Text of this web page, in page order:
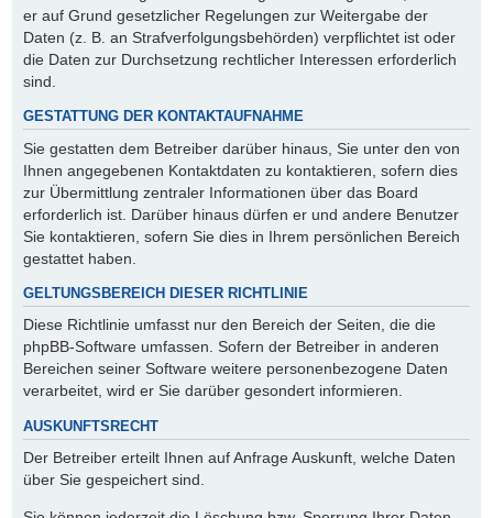
er auf Grund gesetzlicher Regelungen zur Weitergabe der
Daten (z. B. an Strafverfolgungsbehörden) verpflichtet ist oder
die Daten zur Durchsetzung rechtlicher Interessen erforderlich
sind.
GESTATTUNG DER KONTAKTAUFNAHME
Sie gestatten dem Betreiber darüber hinaus, Sie unter den von
Ihnen angegebenen Kontaktdaten zu kontaktieren, sofern dies
zur Übermittlung zentraler Informationen über das Board
erforderlich ist. Darüber hinaus dürfen er und andere Benutzer
Sie kontaktieren, sofern Sie dies in Ihrem persönlichen Bereich
gestattet haben.
GELTUNGSBEREICH DIESER RICHTLINIE
Diese Richtlinie umfasst nur den Bereich der Seiten, die die
phpBB-Software umfassen. Sofern der Betreiber in anderen
Bereichen seiner Software weitere personenbezogene Daten
verarbeitet, wird er Sie darüber gesondert informieren.
AUSKUNFTSRECHT
Der Betreiber erteilt Ihnen auf Anfrage Auskunft, welche Daten
über Sie gespeichert sind.